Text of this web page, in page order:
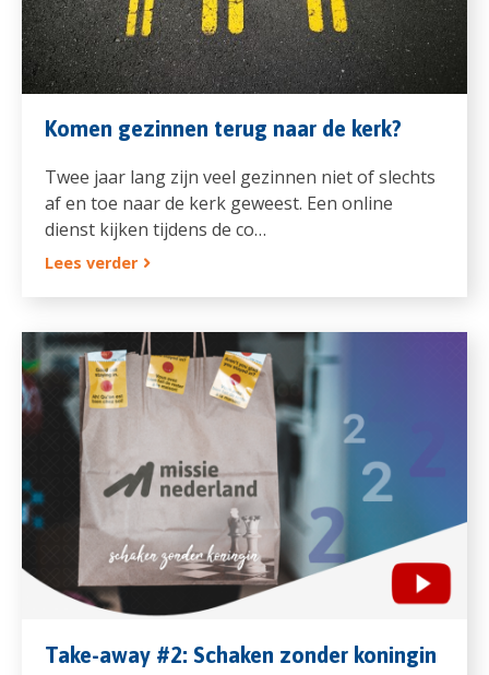
Komen gezinnen terug naar de kerk?
Twee jaar lang zijn veel gezinnen niet of slechts
af en toe naar de kerk geweest. Een online
dienst kijken tijdens de co…
Lees verder
Take-away #2: Schaken zonder koningin